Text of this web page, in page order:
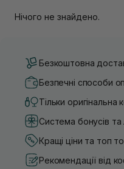
Нічого не знайдено.
Безкоштовна
Безпечні способи
Тільки оригінальна
Система бонусів та
Кращі ціни та топ
Рекомендації від